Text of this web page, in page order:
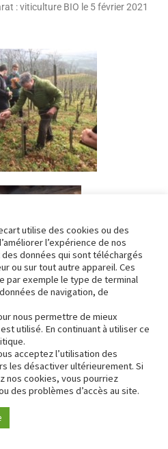
: viticulture BIO le 5 février 2021
de viande
Kintoa
utilise des cookies ou des
l’expérience de nos
données qui sont téléchargés
ou sur tout autre appareil. Ces
par exemple le type de terminal
de navigation, de
nous permettre de mieux
utilisé. En continuant à utiliser ce
acceptez l’utilisation des
les désactiver ultérieurement. Si
nos cookies, vous pourriez
des problèmes d’accès au site.